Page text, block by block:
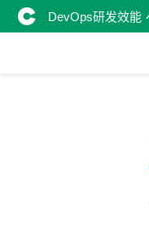
DevOps研发效能